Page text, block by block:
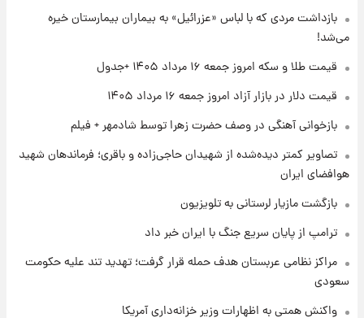
تغییر تند قیمت محصولات ایران‌خودرو و سایپا
امروز پنجشنبه ۱۵ مرداد ۱۴۰۵ +جدول
۱ روز پیش
قیمت طلا و سکه امروز پنجشنبه ۱۵ مرداد ۱۴۰۵
شارژ جدید کالابرگ برای سه دهک؛ جزئیات اعلام
بازداشت مردی که با لباس «عزرائیل» به بیماران بیمارستان خیره
می‌شد!
قیمت طلا و سکه امروز جمعه ۱۶ مرداد ۱۴۰۵ +جدول
قیمت دلار در بازار آزاد امروز جمعه ۱۶ مرداد ۱۴۰۵
بازخوانی آهنگی در وصف حضرت زهرا توسط شادمهر + فیلم
تصاویر کمتر دیده‌شده از شهیدان حاجی‌زاده و باقری؛ فرماندهان شهید
هوافضای ایران
بازگشت مازیار لرستانی به تلویزیون
ترامپ از پایان سریع جنگ با ایران خبر داد
مراکز نظامی عربستان هدف حمله قرار گرفت؛ تهدید تند علیه حکومت
سعودی
واکنش همتی به اظهارات وزیر خزانه‌داری آمریکا